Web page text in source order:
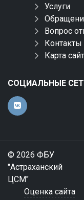
Услуги
Вопрос
Контакты
Карта
СОЦИАЛЬНЫЕ
© 2026 ФБУ
"Астраханский
ЦСМ"
Оценка сайта